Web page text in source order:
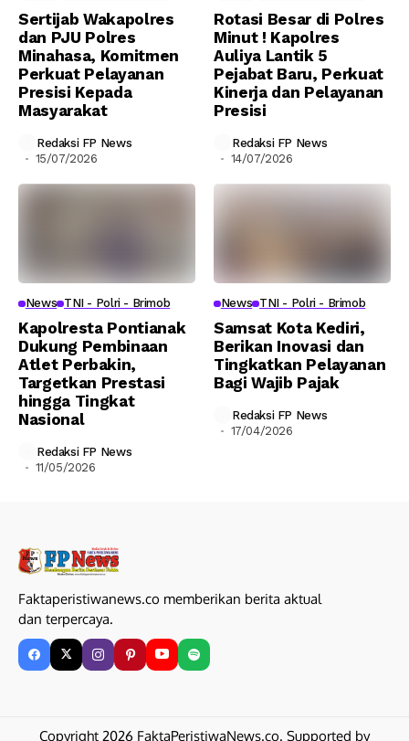
Sertijab Wakapolres
dan PJU Polres
Minahasa, Komitmen
Perkuat Pelayanan
Presisi Kepada
Masyarakat
Redaksi FP News
15/07/2026
Rotasi Besar di Polres
Minut ! Kapolres
Auliya Lantik 5
Pejabat Baru, Perkuat
Kinerja dan Pelayanan
Presisi
Redaksi FP News
14/07/2026
News TNI - Polri - Brimob
Kapolresta Pontianak
Dukung Pembinaan
Atlet Perbakin,
Targetkan Prestasi
hingga Tingkat
Nasional
Redaksi FP News
11/05/2026
News TNI - Polri - Brimob
Samsat Kota Kediri,
Berikan Inovasi dan
Tingkatkan Pelayanan
Bagi Wajib Pajak
Redaksi FP News
17/04/2026
Faktaperistiwanews.co memberikan berita aktual
dan terpercaya.
Copyright 2026 FaktaPeristiwaNews.co. Supported by